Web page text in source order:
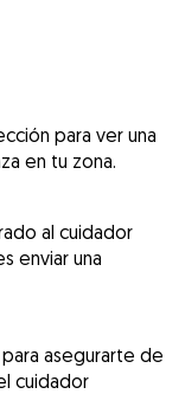
para ver una
en tu zona.
al cuidador
enviar una
asegurarte de
cuidador